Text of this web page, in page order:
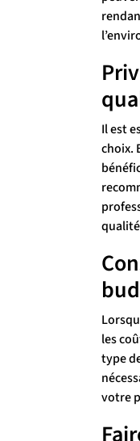
Il est
choix.
les
type
votre